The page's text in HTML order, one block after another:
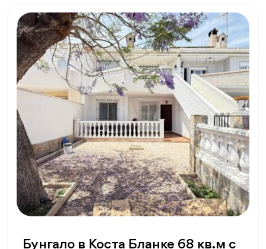
Бунгало в Коста Бланке 68 кв.м с